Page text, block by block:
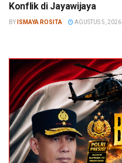
Konflik di Jayawijaya
BY ISMAYA ROSITA AGUSTUS 5, 2026